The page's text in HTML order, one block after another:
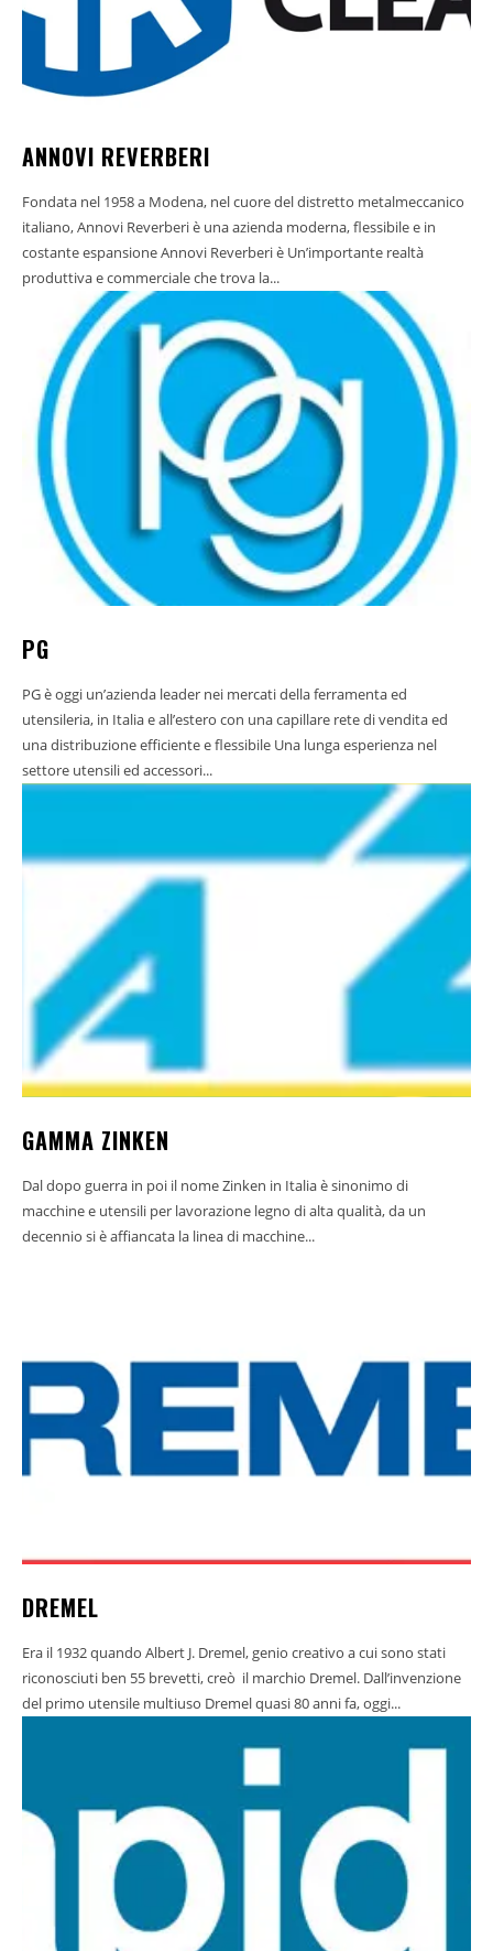
ANNOVI REVERBERI
Fondata nel 1958 a Modena, nel cuore del distretto metalmeccanico
italiano, Annovi Reverberi è una azienda moderna, flessibile e in
costante espansione Annovi Reverberi è Un’importante realtà
produttiva e commerciale che trova la...
PG
PG è oggi un’azienda leader nei mercati della ferramenta ed
utensileria, in Italia e all’estero con una capillare rete di vendita ed
una distribuzione efficiente e flessibile Una lunga esperienza nel
settore utensili ed accessori...
GAMMA ZINKEN
Dal dopo guerra in poi il nome Zinken in Italia è sinonimo di
macchine e utensili per lavorazione legno di alta qualità, da un
decennio si è affiancata la linea di macchine...
DREMEL
Era il 1932 quando Albert J. Dremel, genio creativo a cui sono stati
riconosciuti ben 55 brevetti, creò il marchio Dremel. Dall’invenzione
del primo utensile multiuso Dremel quasi 80 anni fa, oggi...